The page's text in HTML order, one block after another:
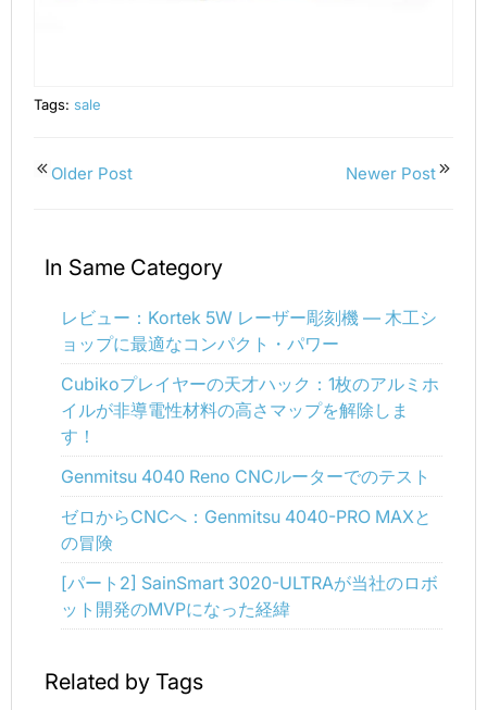
Tags: sale
Older Post Newer Post
In Same Category
レビュー：Kortek 5W レーザー彫刻機 — 木工シ
ョップに最適なコンパクト・パワー
Cubikoプレイヤーの天才ハック：1枚のアルミホ
イルが非導電性材料の高さマップを解除しま
す！
Genmitsu 4040 Reno CNCルーターでのテスト
ゼロからCNCへ：Genmitsu 4040-PRO MAXと
の冒険
[パート2] SainSmart 3020-ULTRAが当社のロボ
ット開発のMVPになった経緯
Related by Tags